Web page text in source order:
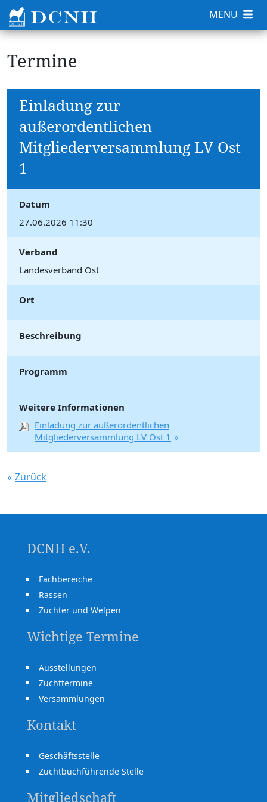
Termine
Einladung zur
außerordentlichen
Mitgliederversammlung LV Ost
1
Datum
27.06.2026 11:30
Verband
Landesverband Ost
Ort
Beschreibung
Programm
Weitere Informationen
Einladung zur außerordentlichen
Mitgliederversammlung LV Ost 1
Zurück
DCNH e.V.
Fachbereiche
Rassen
Züchter und Welpen
Wichtige Termine
Ausstellungen
Zuchttermine
Versammlungen
Kontakt
Geschäftsstelle
Zuchtbuchführende Stelle
Mitgliedschaft
MENU